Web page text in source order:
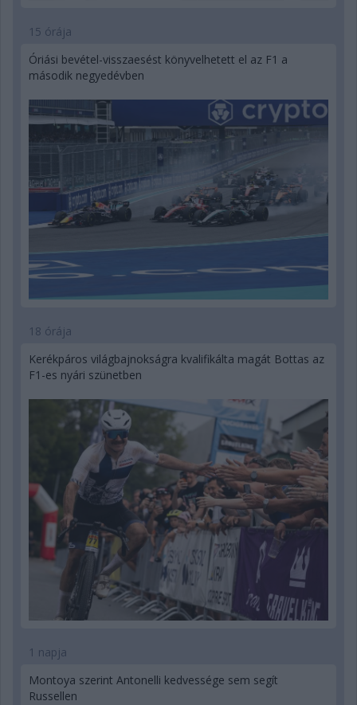
15 órája
Óriási bevétel-visszaesést könyvelhetett el az F1 a
második negyedévben
18 órája
Kerékpáros világbajnokságra kvalifikálta magát Bottas az
F1-es nyári szünetben
1 napja
Montoya szerint Antonelli kedvessége sem segít
Russellen